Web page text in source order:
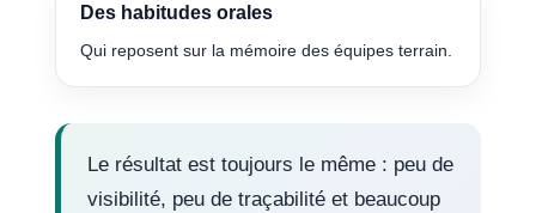
Des habitudes orales
Qui reposent sur la mémoire des équipes terrain.
Le résultat est toujours le même : peu de
visibilité, peu de traçabilité et beaucoup